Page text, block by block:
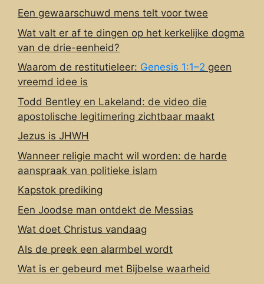
Een gewaarschuwd mens telt voor twee
Wat valt er af te dingen op het kerkelijke dogma
van de drie-eenheid?
Waarom de restitutieleer: Genesis 1:1–2 geen
vreemd idee is
Todd Bentley en Lakeland: de video die
apostolische legitimering zichtbaar maakt
Jezus is JHWH
Wanneer religie macht wil worden: de harde
aanspraak van politieke islam
Kapstok prediking
Een Joodse man ontdekt de Messias
Wat doet Christus vandaag
Als de preek een alarmbel wordt
Wat is er gebeurd met Bijbelse waarheid